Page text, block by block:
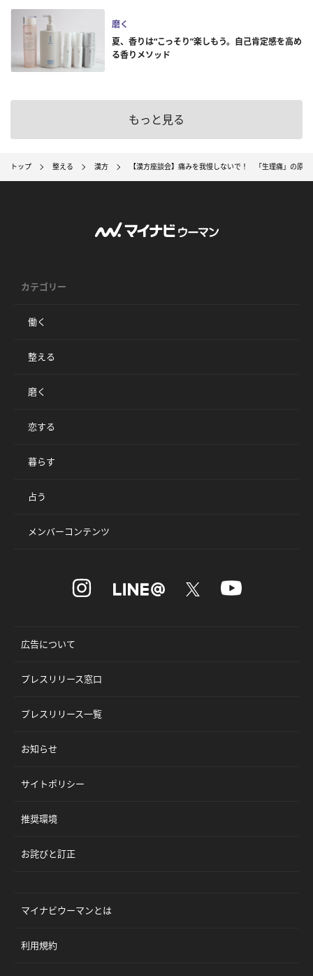
磨く
夏、香りは“こっそり”楽しもう。自己肯定感を高め
る香りメソッド
もっと見る
トップ 整える 漢方 【漢方座談会】痛みを我慢しないで！ 「生理痛」の原因
カテゴリー
働く
整える
磨く
恋する
暮らす
占う
メンバーコンテンツ
広告について
プレスリリース窓口
プレスリリース一覧
お知らせ
サイトポリシー
推奨環境
お詫びと訂正
マイナビウーマンとは
利用規約